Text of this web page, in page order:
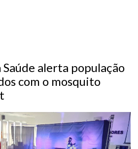
Saúde alerta população
com o mosquito